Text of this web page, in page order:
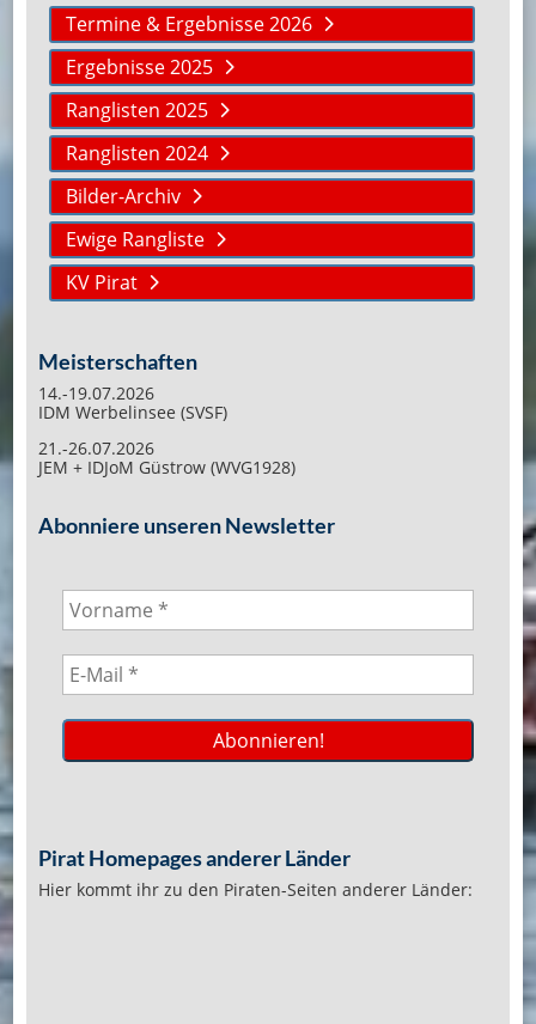
Termine & Ergebnisse 2026
Ergebnisse 2025
Ranglisten 2025
Ranglisten 2024
Bilder-Archiv
Ewige Rangliste
KV Pirat
Meisterschaften
14.-19.07.2026
IDM Werbelinsee (SVSF)
21.-26.07.2026
JEM + IDJoM Güstrow (WVG1928)
Abonniere unseren Newsletter
Pirat Homepages anderer Länder
Hier kommt ihr zu den Piraten-Seiten anderer Länder: